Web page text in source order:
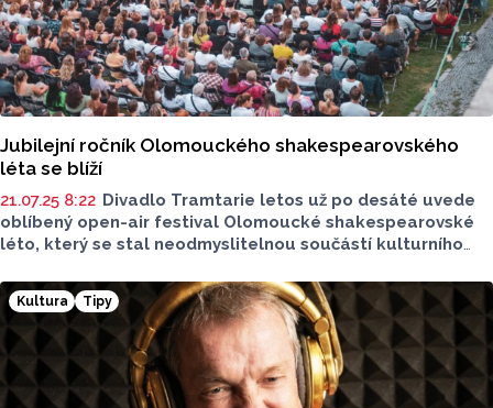
Jubilejní ročník Olomouckého shakespearovského
léta se blíží
21.07.25 8:22 Divadlo Tramtarie letos už po desáté uvede
oblíbený open-air festival Olomoucké shakespearovské
léto, který se stal neodmyslitelnou součástí kulturního
2025 v krásném prostředí parkánu Uměleckého centra UP.
Kultura Tipy